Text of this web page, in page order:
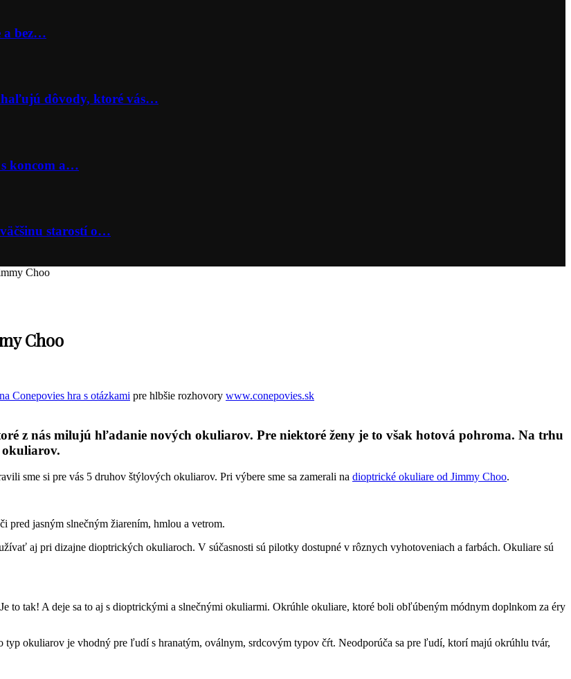
a bez…
dôvody, ktoré vás…
koncom a…
starostí o…
Choo
Choo
hra s otázkami pre hlbšie rozhovory www.conepovies.sk
z nás milujú hľadanie nových okuliarov. Pre niektoré ženy je to však hotová pohroma. Na trhu
okuliarov.
sme si pre vás 5 druhov štýlových okuliarov. Pri výbere sme sa zamerali na dioptrické okuliare od Jimmy Choo.
pred jasným slnečným žiarením, hmlou a vetrom.
aj pri dizajne dioptrických okuliaroch. V súčasnosti sú pilotky dostupné v rôznych vyhotoveniach a farbách. Okuliare sú
to tak! A deje sa to aj s dioptrickými a slnečnými okuliarmi. Okrúhle okuliare, ktoré boli obľúbeným módnym doplnkom za éry
okuliarov je vhodný pre ľudí s hranatým, oválnym, srdcovým typov čŕt. Neodporúča sa pre ľudí, ktorí majú okrúhlu tvár,